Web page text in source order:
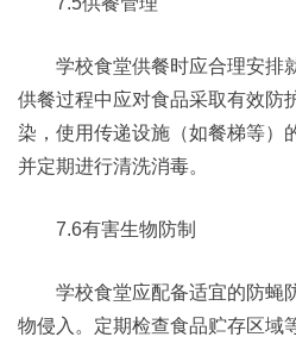
学校食堂供餐时应合理安排就
供餐过程中应对食品采取有效防
染，使用传递设施（如餐梯等）
并定期进行清洗消毒。
7.6有害生物防制
学校食堂应配备适宜的防蝇
物侵入。定期检查食品贮存区域